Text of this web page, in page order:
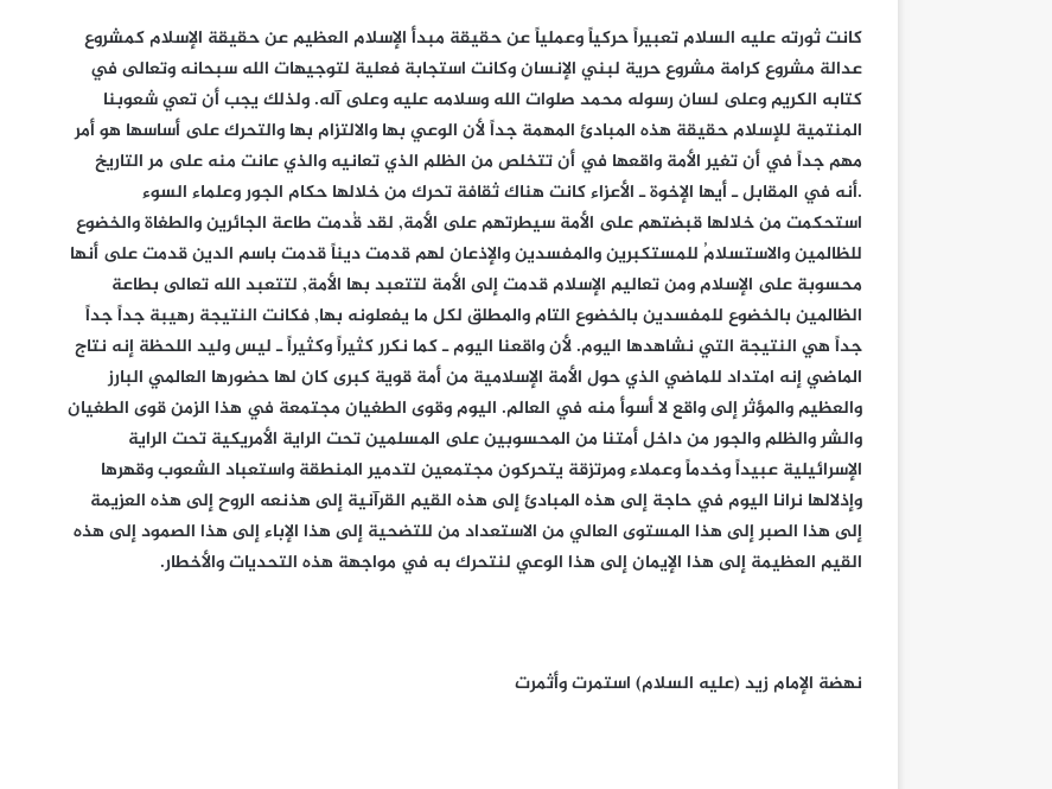
كانت ثورته عليه السلام تعبيراً حركياً وعملياً عن حقيقة مبدأ الإسلام العظيم عن حقيقة الإسلام كمشروع
عدالة مشروع كرامة مشروع حرية لبني الإنسان وكانت استجابة فعلية لتوجيهات الله سبحانه وتعالى في
كتابه الكريم وعلى لسان رسوله محمد صلوات الله وسلامه عليه وعلى آله. ولذلك يجب أن تعي شعوبنا
المنتمية للإسلام حقيقة هذه المبادئ المهمة جداً لأن الوعي بها والالتزام بها والتحرك على أساسها هو أمر
مهم جداً في أن تغير الأمة واقعها في أن تتخلص من الظلم الذي تعانيه والذي عانت منه على مر التاريخ
.أنه في المقابل ـ أيها الإخوة ـ الأعزاء كانت هناك ثقافة تحرك من خلالها حكام الجور وعلماء السوء
استحكمت من خلالها قبضتهم على الأمة سيطرتهم على الأمة, لقد قُدمت طاعة الجائرين والطغاة والخضوع
للظالمين والاستسلامُ للمستكبرين والمفسدين والإذعان لهم قدمت ديناً قدمت باسم الدين قدمت على أنها
محسوبة على الإسلام ومن تعاليم الإسلام قدمت إلى الأمة لتتعبد بها الأمة, لتتعبد الله تعالى بطاعة
الظالمين بالخضوع للمفسدين بالخضوع التام والمطلق لكل ما يفعلونه بها, فكانت النتيجة رهيبة جداً جداً
جداً هي النتيجة التي نشاهدها اليوم. لأن واقعنا اليوم ـ كما نكرر كثيراً وكثيراً ـ ليس وليد اللحظة إنه نتاج
الماضي إنه امتداد للماضي الذي حول الأمة الإسلامية من أمة قوية كبرى كان لها حضورها العالمي البارز
والعظيم والمؤثر إلى واقع لا أسوأ منه في العالم. اليوم وقوى الطغيان مجتمعة في هذا الزمن قوى الطغيان
والشر والظلم والجور من داخل أمتنا من المحسوبين على المسلمين تحت الراية الأمريكية تحت الراية
الإسرائيلية عبيداً وخدماً وعملاء ومرتزقة يتحركون مجتمعين لتدمير المنطقة واستعباد الشعوب وقهرها
وإذلالها نرانا اليوم في حاجة إلى هذه المبادئ إلى هذه القيم القرآنية إلى هذنعه الروح إلى هذه العزيمة
إلى هذا الصبر إلى هذا المستوى العالي من الاستعداد من للتضحية إلى هذا الإباء إلى هذا الصمود إلى هذه
القيم العظيمة إلى هذا الإيمان إلى هذا الوعي لنتحرك به في مواجهة هذه التحديات والأخطار.
نهضة الإمام زيد (عليه السلام) استمرت وأثمرت